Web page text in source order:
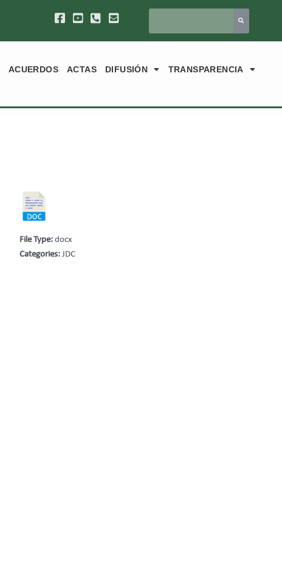
ACUERDOS ACTAS DIFUSIÓN TRANSPARENCIA
File Type:docx
Categories:JDC